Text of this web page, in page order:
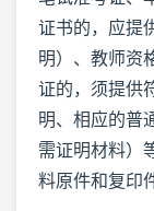
证书的，应提
明）、教师资
证的，须提供
明、相应的普
需证明材料）
料原件和复印